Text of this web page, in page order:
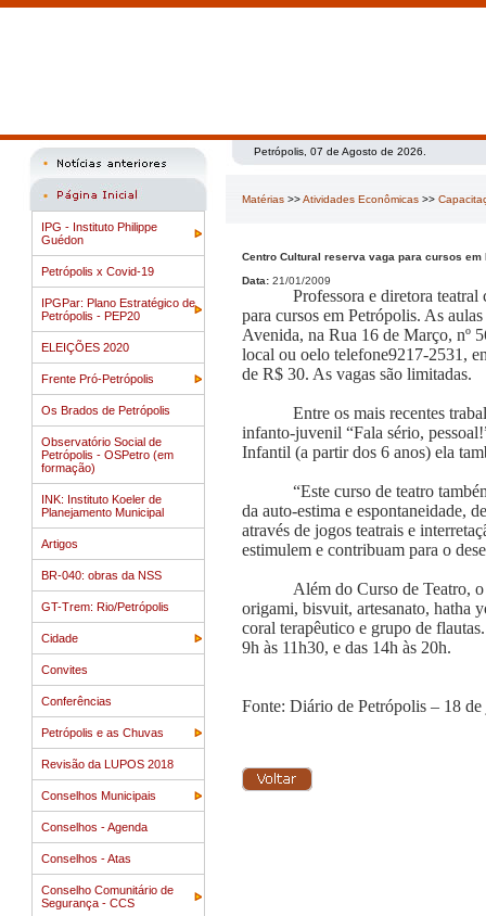
IPG - Instituto Philippe
Guédon
Petrópolis x Covid-19
IPGPar: Plano Estratégico de
Petrópolis - PEP20
ELEIÇÕES 2020
Frente Pró-Petrópolis
Os Brados de Petrópolis
Observatório Social de
Petrópolis - OSPetro (em
formação)
INK: Instituto Koeler de
Planejamento Municipal
Artigos
BR-040: obras da NSS
GT-Trem: Rio/Petrópolis
Cidade
Convites
Conferências
Petrópolis e as Chuvas
Revisão da LUPOS 2018
Conselhos Municipais
Conselhos - Agenda
Conselhos - Atas
Conselho Comunitário de
Segurança - CCS
Petrópolis, 07 de Agosto de 2026.
Matérias >>Atividades Econômicas >>
Centro Cultural reserva vaga para cursos em
Data: 21/01/2009
Professora e diretora
para cursos em Petrópolis. As
Avenida, na Rua 16 de Março, nº
local ou oelo telefone9217-2531,
de R$ 30. As vagas são limitadas.
Entre os mais recentes
infanto-juvenil “Fala sério,
Infantil (a partir dos 6 anos) ela
“Este curso de teatro
da auto-estima e espontaneidade,
através de jogos teatrais e
estimulem e contribuam para o
Além do Curso de Teatro,
origami, bisvuit, artesanato, hatha
coral terapêutico e grupo de
9h às 11h30, e das 14h às 20h.
Fonte: Diário de Petrópolis – 18